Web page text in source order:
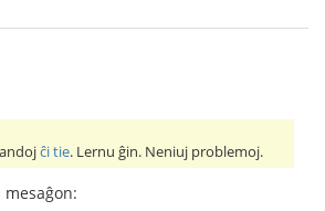
ĉi tie. Lernu ĝin. Neniuj problemoj.